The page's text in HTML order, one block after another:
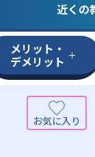
近くの
メリット・
デメリット